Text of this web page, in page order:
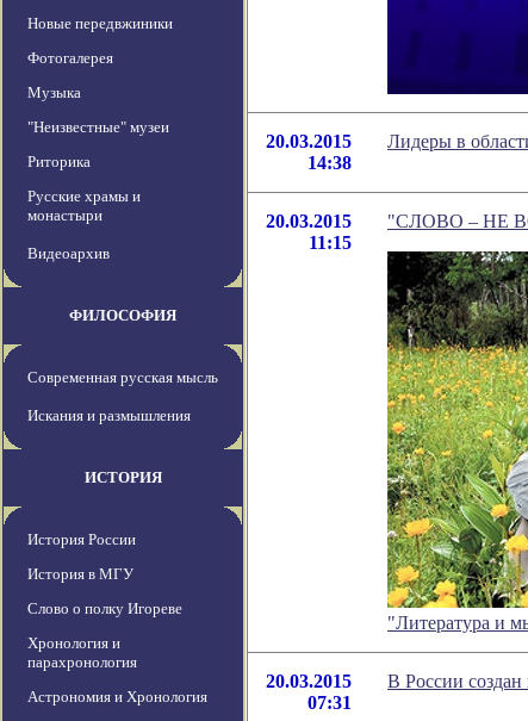
Новые передвжиники
Фотогалерея
Музыка
"Неизвестные" музеи
Риторика
Русские храмы и
монастыри
Видеоархив
ФИЛОСОФИЯ
Современная русская мысль
Искания и размышления
ИСТОРИЯ
История России
История в МГУ
Слово о полку Игореве
Хронология и
парахронология
Астрономия и Хронология
20.03.2015
14:38
Лидеры в
20.03.2015
11:15
"СЛОВО – НЕ
"Литература и
20.03.2015
07:31
В России